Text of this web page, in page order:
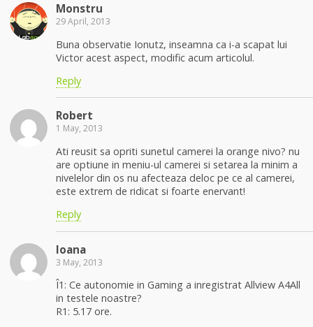
Monstru
29 April, 2013
Buna observatie Ionutz, inseamna ca i-a scapat lui
Victor acest aspect, modific acum articolul.
Reply
Robert
1 May, 2013
Ati reusit sa opriti sunetul camerei la orange nivo? nu
are optiune in meniu-ul camerei si setarea la minim a
nivelelor din os nu afecteaza deloc pe ce al camerei,
este extrem de ridicat si foarte enervant!
Reply
Ioana
3 May, 2013
Î1: Ce autonomie in Gaming a inregistrat Allview A4All
in testele noastre?
R1: 5.17 ore.